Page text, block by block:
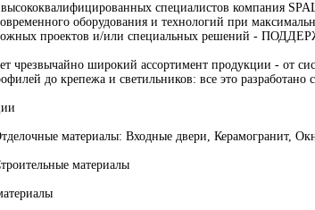
высококвалифицированных специалистов компания
оборудования и технологий при
проектов и/или специальных решений -
чрезвычайно широкий ассортимент продукции - от
до крепежа и светильников: все это
материалы: Входные двери, Керамогранит,
материалы